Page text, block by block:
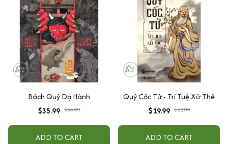
Bách Quỷ Dạ Hành
$35.99 $36.00
ADD TO CART
Quỷ Cốc Tử - Trí Tuệ Xử Thế
$19.99 $22.00
ADD TO CART